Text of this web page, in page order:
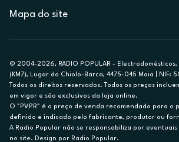
Mapa do site
© 2004-2026, RADIO POPULAR - Electrodomésticos,
(KM7), Lugar do Chiolo-Barca, 4475-045 Maia | NIF:
Todos os direitos reservados. Todos os preços
em vigor e são exclusivos da loja online.
O "PVPR" é o preço de venda recomendado para o
definido e indicado pelo fabricante, produtor ou
A Radio Popular não se responsabiliza por
no site. Design por Radio Popular.